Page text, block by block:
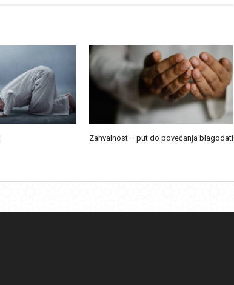
Zahvalnost – put do povećanja blagodati